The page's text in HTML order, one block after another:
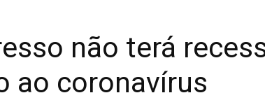
não terá
ao coronavírus